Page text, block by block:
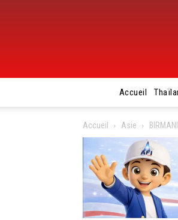
Accueil
Accueil Asie